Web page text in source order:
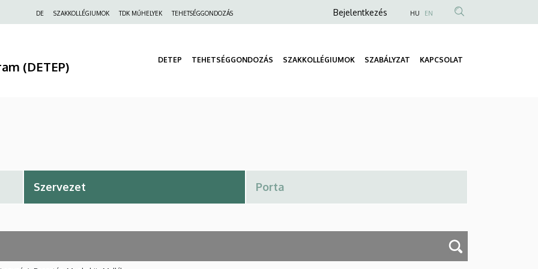
Felső
DE SZAKKOLLÉGIUMOK TDK MŰHELYEK TEHETSÉGGONDOZÁS
Anonim
menüje
Bejelentkezés HU EN
(DETEP) DETEP TEHETSÉGGONDOZÁS SZAKKOLLÉGIUMOK SZABÁLYZAT KAPCSOLAT